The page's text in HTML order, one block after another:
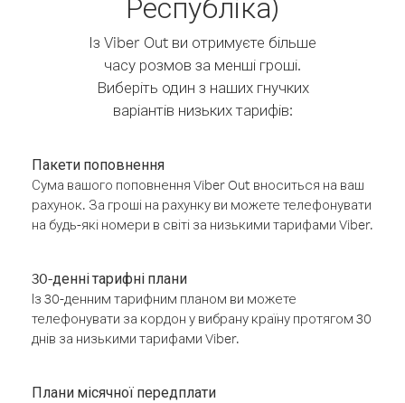
Із Viber Out ви отримуєте більше
часу розмов за менші гроші.
Виберіть один з наших гнучких
варіантів низьких тарифів:
Пакети поповнення
Сума вашого поповнення Viber Out вноситься на ваш
рахунок. За гроші на рахунку ви можете телефонувати
на будь-які номери в світі за низькими тарифами Viber.
30-денні тарифні плани
Із 30-денним тарифним планом ви можете
телефонувати за кордон у вибрану країну протягом 30
днів за низькими тарифами Viber.
Плани місячної передплати